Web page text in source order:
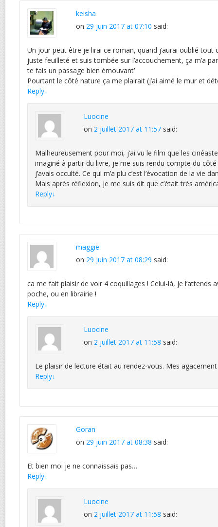
keisha
on 29 juin 2017 at 07:10 said:
Un jour peut être je lirai ce roman, quand j’aurai oublié tout
juste feuilleté et suis tombée sur l’accouchement, ça m’a
te fais un passage bien émouvant’
Pourtant le côté nature ça me plairait (j’ai aimé le mur et
Reply↓
Luocine
on 2 juillet 2017 at 11:57 said:
Malheureusement pour moi, j’ai vu le film que les
imaginé à partir du livre, je me suis rendu compte du
j’avais occulté. Ce qui m’a plu c’est l’évocation de la vie
Mais après réflexion, je me suis dit que c’était très
Reply↓
maggie
on 29 juin 2017 at 08:29 said:
ca me fait plaisir de voir 4 coquillages ! Celui-là, je l’attends
poche, ou en librairie !
Reply↓
Luocine
on 2 juillet 2017 at 11:58 said:
Le plaisir de lecture était au rendez-vous. Mes
Reply↓
Goran
on 29 juin 2017 at 08:38 said:
Et bien moi je ne connaissais pas…
Reply↓
Luocine
on 2 juillet 2017 at 11:58 said: